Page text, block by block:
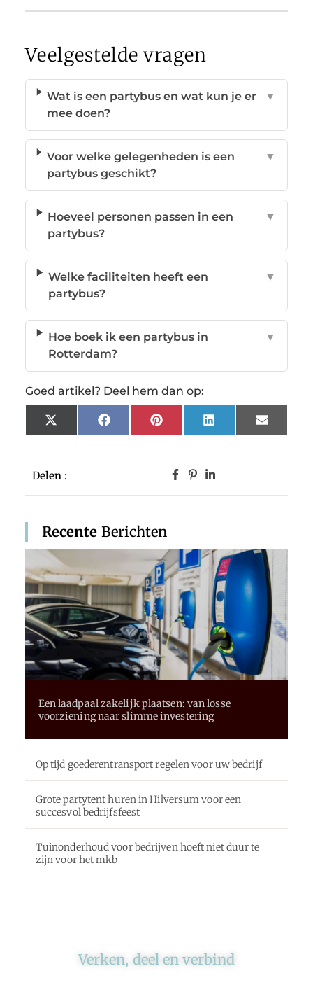
Delen :
Recente Berichten
Een laadpaal zakelijk plaatsen: van losse
voorziening naar slimme investering
Op tijd goederentransport regelen voor uw bedrijf
Grote partytent huren in Hilversum voor een
succesvol bedrijfsfeest
Tuinonderhoud voor bedrijven hoeft niet duur te
zijn voor het mkb
Verken, deel en verbind
Veelgestelde vragen
Wat is een partybus en wat kun je er
mee doen?
▼
Voor welke gelegenheden is een
partybus geschikt?
▼
Hoeveel personen passen in een
partybus?
▼
Welke faciliteiten heeft een
partybus?
▼
Hoe boek ik een partybus in
Rotterdam?
▼
Goed artikel? Deel hem dan op:
X
(Twitter)
FacebookPinterestLinkedInEmail